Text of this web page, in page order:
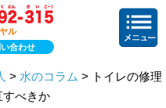
ル
合わせ
> 水のコラム > トイレの修理
すべきか